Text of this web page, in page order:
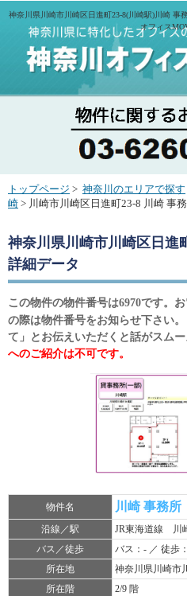
神奈川県川崎市川崎区日進町23-8(川崎駅)川崎 事
オフィス
トップページ > 神奈川のエリアで探す
崎 > 川崎市川崎区日進町23-8 川崎 事
神奈川県川崎市川崎区日進
詳細データ
この物件の物件番号は6970です。
の際は物件番号をお知らせ下さい
て」とお伝えいただくと話がスムー
へのご紹介は不可です。
物件名 川崎 事務所
沿線／駅
JR東海道線 川
バス／徒歩
バス：- ／ 徒歩
所在地
神奈川県川崎市
所在階
2/9 階